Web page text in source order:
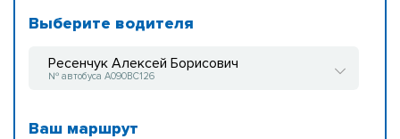
Выберите водителя
Ресенчук Алексей Борисович
№ автобуса А090ВС126
Ваш маршрут